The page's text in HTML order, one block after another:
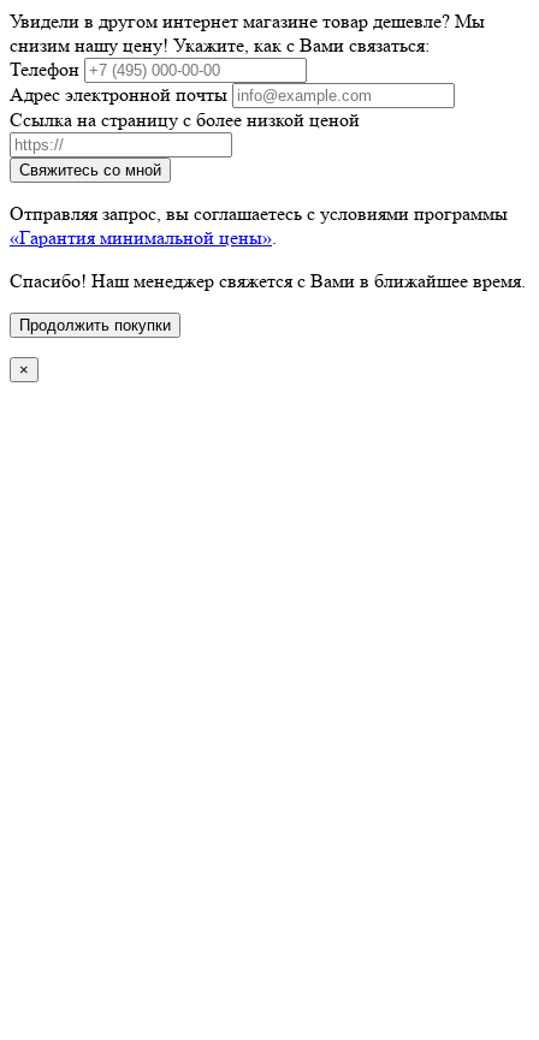
Увидели в другом интернет магазине товар дешевле? Мы
снизим нашу цену! Укажите, как с Вами связаться:
Телефон
Адрес электронной почты
Ссылка на страницу с более низкой ценой
Свяжитесь со мной
Отправляя запрос, вы соглашаетесь с условиями программы
«Гарантия минимальной цены»
Спасибо! Наш менеджер свяжется с Вами в ближайшее время.
Продолжить покупки
×